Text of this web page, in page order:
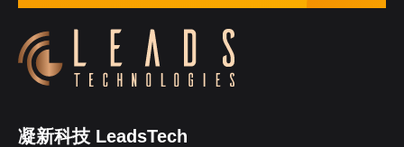
凝新科技 LeadsTech